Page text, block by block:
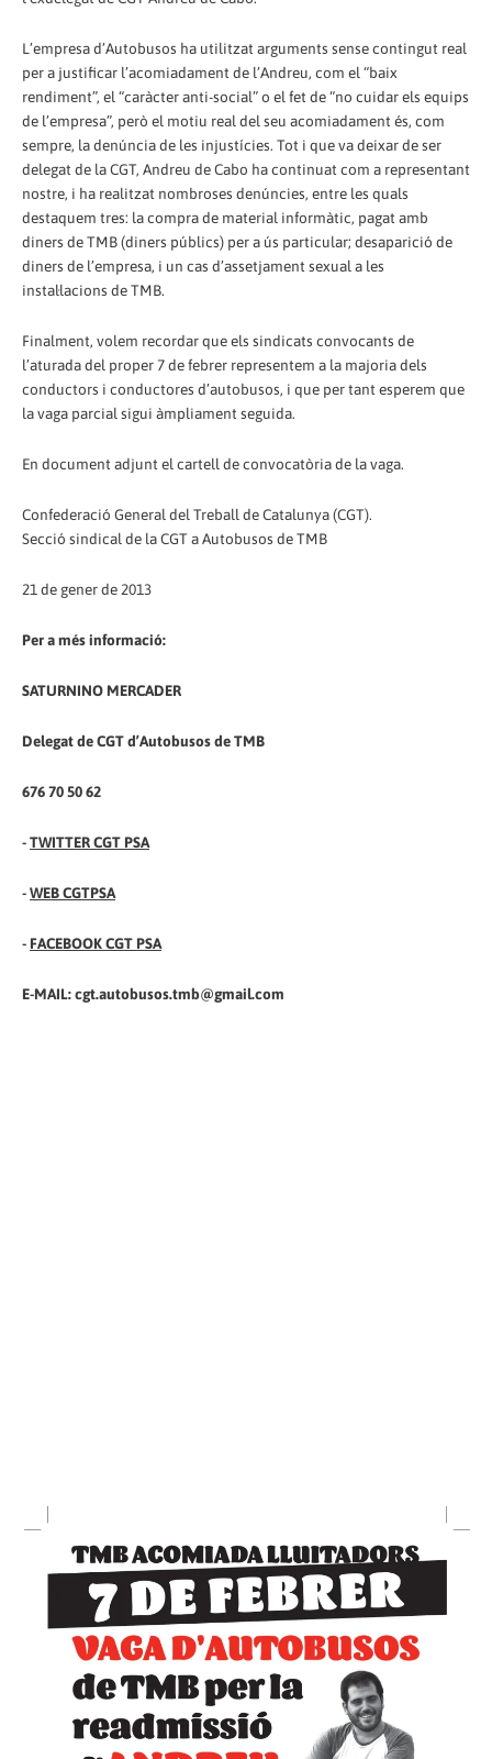
L’empresa d’Autobusos ha utilitzat arguments sense contingut real
per a justificar l’acomiadament de l’Andreu, com el “baix
rendiment”, el “caràcter anti-social” o el fet de “no cuidar els equips
de l’empresa”, però el motiu real del seu acomiadament és, com
sempre, la denúncia de les injustícies. Tot i que va deixar de ser
delegat de la CGT, Andreu de Cabo ha continuat com a representant
nostre, i ha realitzat nombroses denúncies, entre les quals
destaquem tres: la compra de material informàtic, pagat amb
diners de TMB (diners públics) per a ús particular; desaparició de
diners de l’empresa, i un cas d’assetjament sexual a les
instal·lacions de TMB.
Finalment, volem recordar que els sindicats convocants de
l’aturada del proper 7 de febrer representem a la majoria dels
conductors i conductores d’autobusos, i que per tant esperem que
la vaga parcial sigui àmpliament seguida.
En document adjunt el cartell de convocatòria de la vaga.
Confederació General del Treball de Catalunya (CGT).
Secció sindical de la CGT a Autobusos de TMB
21 de gener de 2013
Per a més informació:
SATURNINO MERCADER
Delegat de CGT d’Autobusos de TMB
676 70 50 62
-TWITTER CGT PSA
-WEB CGTPSA
- FACEBOOK CGT PSA
E-MAIL: cgt.autobusos.tmb@gmail.com